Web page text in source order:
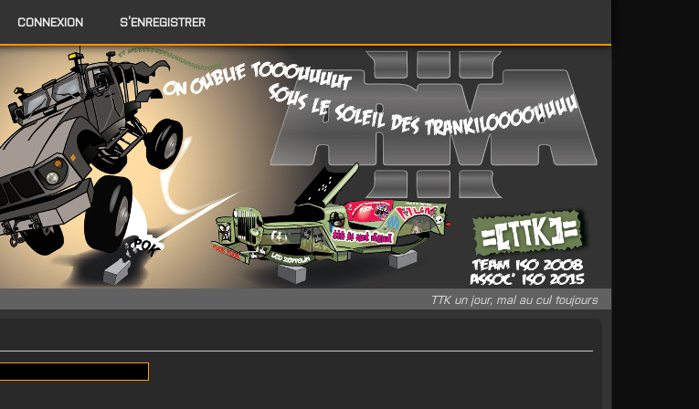
CONNEXION S’ENREGISTRER
TTK un jour, mal au cul toujours